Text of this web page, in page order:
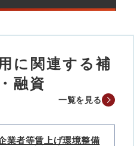
に関連する補
融資
一覧を見る
業者等賃上げ環境整備